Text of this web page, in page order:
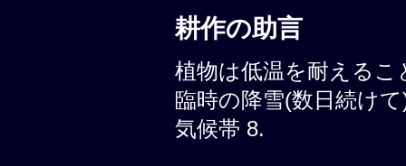
耕作の助言
植物は低温を耐えるこ
臨時の降雪(数日続け
気候帯 8.